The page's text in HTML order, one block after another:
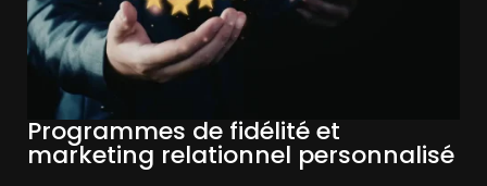
Programmes de fidélité et
marketing relationnel personnalisé